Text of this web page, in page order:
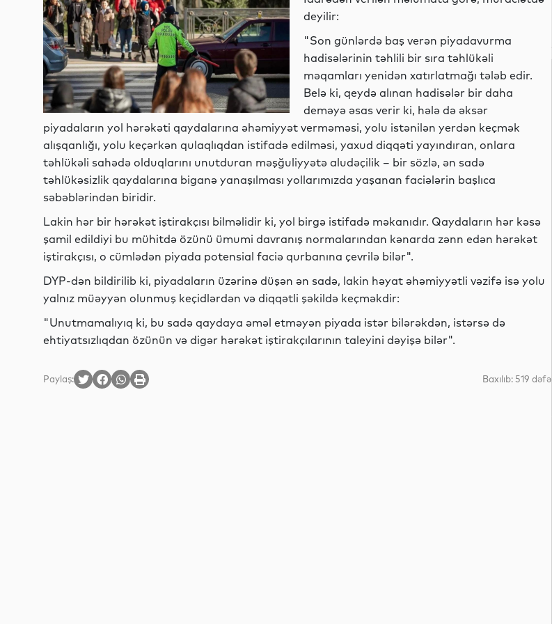
deyilir:
"Son günlərdə baş verən piyadavurma
hadisələrinin təhlili bir sıra təhlükəli
məqamları yenidən xatırlatmağı tələb edir.
Belə ki, qeydə alınan hadisələr bir daha
deməyə əsas verir ki, hələ də əksər
piyadaların yol hərəkəti qaydalarına əhəmiyyət verməməsi, yolu istənilən yerdən keçmək
alışqanlığı, yolu keçərkən qulaqlıqdan istifadə edilməsi, yaxud diqqəti yayındıran, onlara
təhlükəli sahədə olduqlarını unutduran məşğuliyyətə aludəçilik – bir sözlə, ən sadə
təhlükəsizlik qaydalarına biganə yanaşılması yollarımızda yaşanan faciələrin başlıca
səbəblərindən biridir.
Lakin hər bir hərəkət iştirakçısı bilməlidir ki, yol birgə istifadə məkanıdır. Qaydaların hər kəsə
şamil edildiyi bu mühitdə özünü ümumi davranış normalarından kənarda zənn edən hərəkət
iştirakçısı, o cümlədən piyada potensial faciə qurbanına çevrilə bilər".
DYP-dən bildirilib ki, piyadaların üzərinə düşən ən sadə, lakin həyat əhəmiyyətli vəzifə isə yolu
yalnız müəyyən olunmuş keçidlərdən və diqqətli şəkildə keçməkdir:
"Unutmamalıyıq ki, bu sadə qaydaya əməl etməyən piyada istər bilərəkdən, istərsə də
ehtiyatsızlıqdan özünün və digər hərəkət iştirakçılarının taleyini dəyişə bilər".
Paylaş: Baxılıb: 519 dəfə